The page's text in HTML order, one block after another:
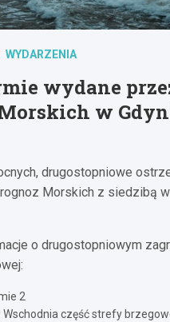
WYDARZENIA
wydane
w
drugostopniowe
Morskich z siedzibą
o drugostopniowym
2
część strefy